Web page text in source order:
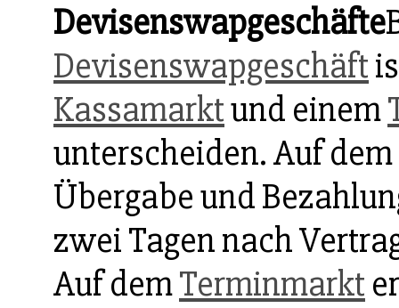
Devisenswapgeschäfte
Devisenswapgeschäft
Kassamarktund einem
unterscheiden. Auf dem
Übergabe und
zwei Tagen nach
Auf demTerminmarkt